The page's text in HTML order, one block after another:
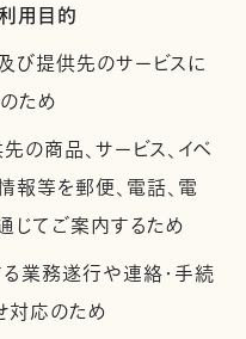
用目的
び提供先のサービスに
ため
の商品、サービス、イベ
報等を郵便、電話、電
じてご案内するため
業務遂行や連絡・手続
対応のため